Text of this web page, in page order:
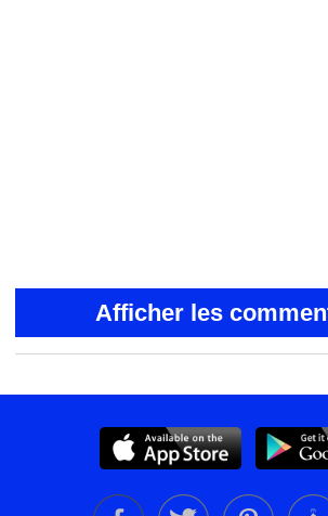
Afficher les